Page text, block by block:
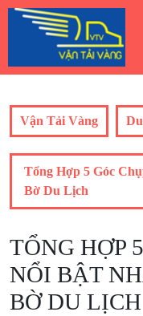
Skip
Vận Tải Vàng
Tổng Hợp 5 Góc
Bờ Du Lịch
TỔNG HỢP
NỔI BẬT
BỜ DU LỊCH